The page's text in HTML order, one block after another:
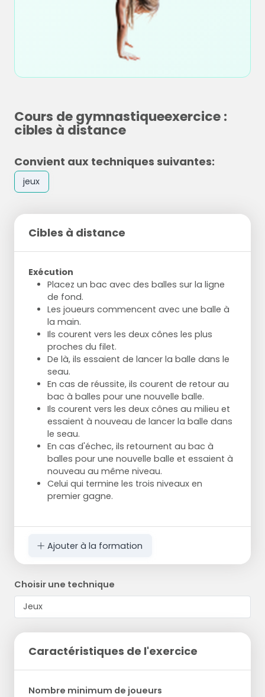
Cours de gymnastiqueexercice :
cibles à distance
Convient aux techniques suivantes:
jeux
Cibles à distance
Exécution
Placez un bac avec des balles sur la ligne
de fond.
Les joueurs commencent avec une balle à
la main.
Ils courent vers les deux cônes les plus
proches du filet.
De là, ils essaient de lancer la balle dans le
seau.
En cas de réussite, ils courent de retour au
bac à balles pour une nouvelle balle.
Ils courent vers les deux cônes au milieu et
essaient à nouveau de lancer la balle dans
le seau.
En cas d'échec, ils retournent au bac à
balles pour une nouvelle balle et essaient à
nouveau au même niveau.
Celui qui termine les trois niveaux en
premier gagne.
Ajouter à la formation
Choisir une technique
Caractéristiques de l'exercice
Nombre minimum de joueurs